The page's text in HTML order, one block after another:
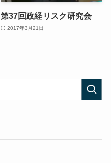
第37回政経リスク研究会
2017年3月21日